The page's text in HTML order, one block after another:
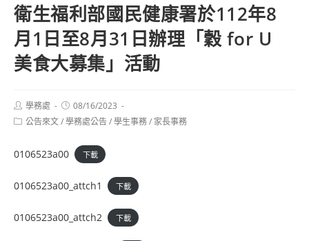
衛生福利部國民健康署於112年8
月1日至8月31日辦理「穀 for U
美食大募集」活動
Post
author:
學務處
Post
published:
08/16/2023
Post公告來文/學務處公告/學生事務/ 家長事務
0106523a00 下載
0106523a00_attch1 下載
0106523a00_attch2 下載